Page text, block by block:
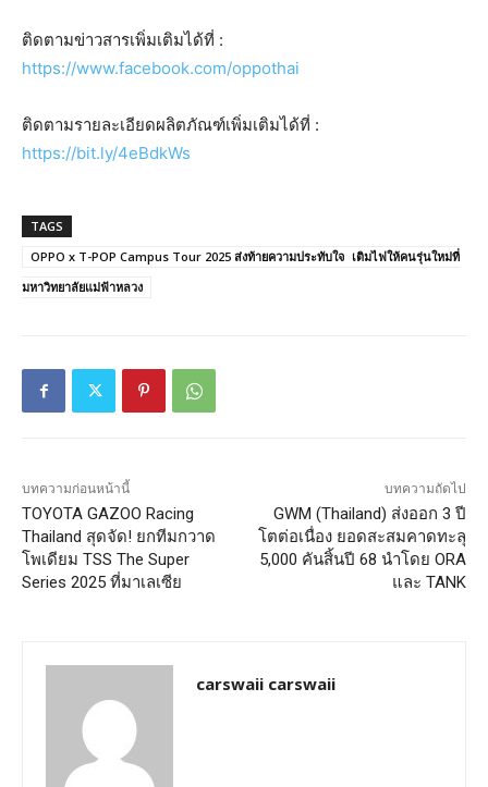
ติดตามข่าวสารเพิ่มเติมได้ที่ :
https://www.facebook.com/oppothai
ติดตามรายละเอียดผลิตภัณฑ์เพิ่มเติมได้ที่ :
https://bit.ly/4eBdkWs
TAGS
OPPO x T-POP Campus Tour 2025 ส่งท้ายความประทับใจ เติมไฟให้คนรุ่นใหม่ที่
มหาวิทยาลัยแม่ฟ้าหลวง
บทความก่อนหน้านี้
TOYOTA GAZOO Racing
Thailand สุดจัด! ยกทีมกวาด
โพเดียม TSS The Super
Series 2025 ที่มาเลเซีย
บทความถัดไป
GWM (Thailand) ส่งออก 3 ปี
โตต่อเนื่อง ยอดสะสมคาดทะลุ
5,000 คันสิ้นปี 68 นำโดย ORA
และ TANK
carswaii carswaii